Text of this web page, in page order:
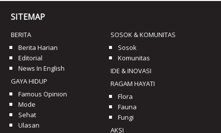
SITEMAP
BERITA
Berita Harian
Editorial
News In English
GAYA HIDUP
Famous Opinion
Mode
Sehat
Ulasan
SOSOK & KOMUNITAS
Sosok
Komunitas
IDE & INOVASI
RAGAM HAYATI
Flora
Fauna
Fungi
AKSI